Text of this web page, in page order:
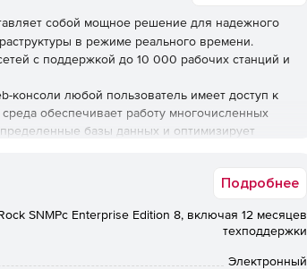
собой мощное решение для надежного
в режиме реального времени.
с поддержкой до 10 000 рабочих станций и
консоли любой пользователь имеет доступ к
обеспечивает работу многочисленных
базы данных и оптимизирует
и приложений.
Подробнее
SNMPc Enterprise Edition 8, включая 12 месяцев
техподдержки
Электронный